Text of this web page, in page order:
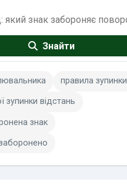
Знайти
правила зупинки
зупинки відстань
знак